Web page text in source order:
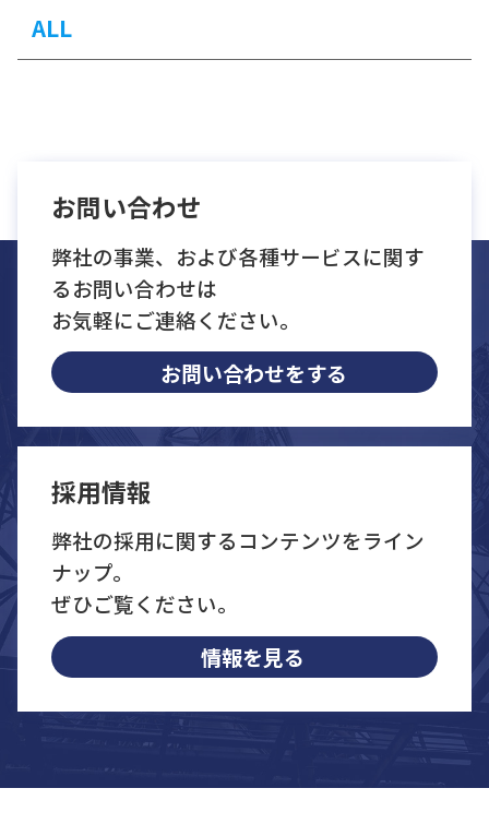
ALL
お問い合わせ
弊社の事業、および各種サービスに関す
るお問い合わせは
お気軽にご連絡ください。
お問い合わせをする
採用情報
弊社の採用に関するコンテンツをライン
ナップ。
ぜひご覧ください。
情報を見る